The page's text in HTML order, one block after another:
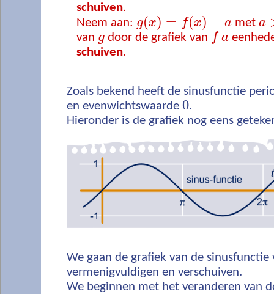
schuiven.
Neem aan: g(x) = f(x) − amet a
van g door de grafiek van f a
schuiven.
Zoals bekend heeft de sinusfunctie
en evenwichtswaarde 0.
Hieronder is de grafiek nog eens
We gaan de grafiek van de
vermenigvuldigen en verschuiven.
We beginnen met het veranderen van